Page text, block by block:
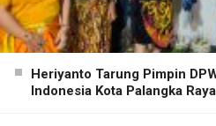
Heriyanto Tarung Pimpin
Indonesia Kota Palangka